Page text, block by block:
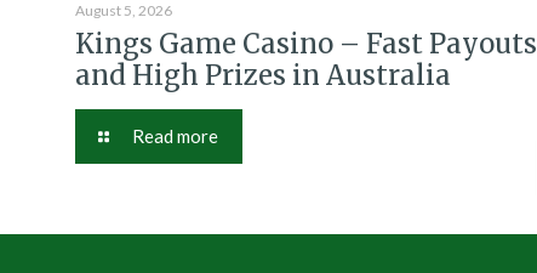
August 5, 2026
Kings Game Casino – Fast Payouts
and High Prizes in Australia
Read more